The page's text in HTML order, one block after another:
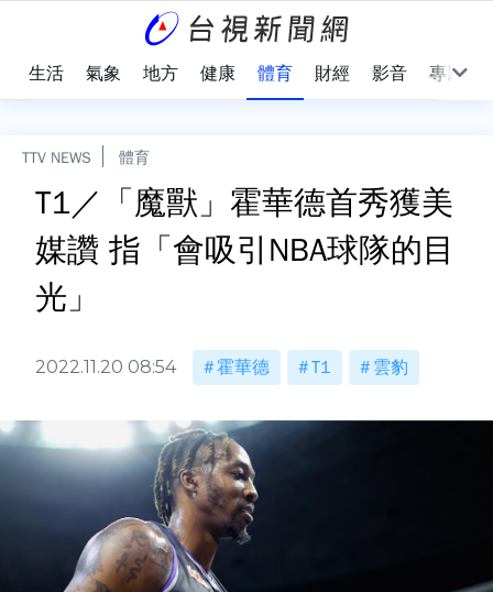
生活 氣象 地方 健康 體育 財經 影音 專題
TTV NEWS 體育
T1／「魔獸」霍華德首秀獲美
媒讚 指「會吸引NBA球隊的目
光」
2022.11.20 08:54 霍華德 T1 雲豹